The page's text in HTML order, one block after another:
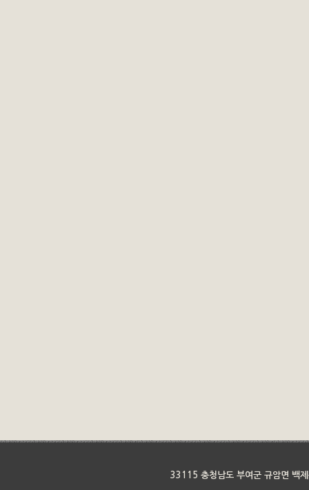
33115 충청남도 부여군 규암면 백